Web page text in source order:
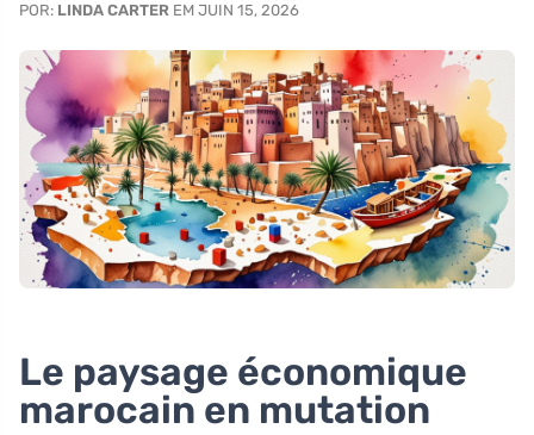
POR: LINDA CARTER EM JUIN 15, 2026
Le paysage économique
marocain en mutation